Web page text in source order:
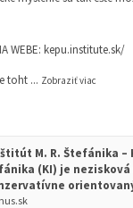
WEBE: kepu.institute.sk/
toht ... Zobraziť viac
M. R. Štefánika –
(KI) je